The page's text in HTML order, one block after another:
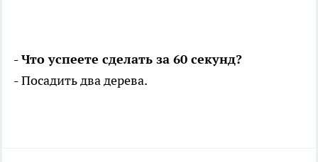
- Что успеете сделать за 60 секунд?
- Посадить два дерева.